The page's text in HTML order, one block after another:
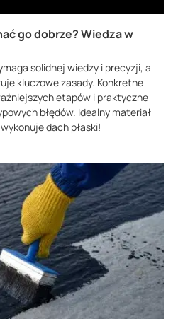
go dobrze? Wiedza w
solidnej wiedzy i precyzji, a
kluczowe zasady. Konkretne
etapów i praktyczne
błędów. Idealny materiał
dach płaski!